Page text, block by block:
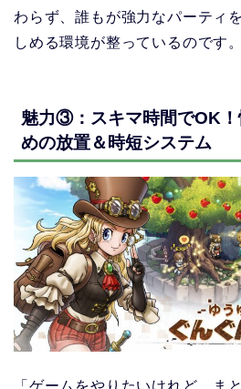
わらず、誰もが強力なパーティ
しめる環境が整っているのです。
魅力③：スキマ時間でOK！
めの放置＆時短システム